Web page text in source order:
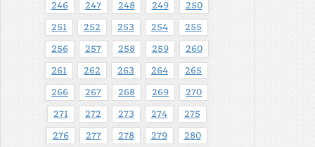
246 247 248 249 250
251 252 253 254 255
256 257 258 259 260
261 262 263 264 265
266 267 268 269 270
271 272 273 274 275
276 277 278 279 280